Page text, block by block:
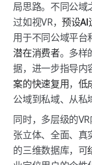
局思路。不同公域
过如视VR，预设AI
用于不同公域平台
潜在消费者。多样
据，进一步指导内
案的快速复用 ， 低
公域到私域、从私
同时，多层级的
张立体、全面、真
的三维数据库，可